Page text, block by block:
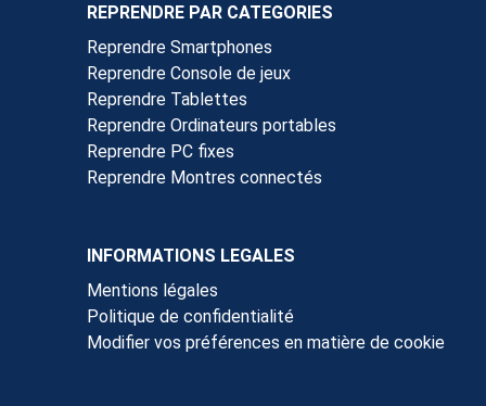
REPRENDRE PAR CATEGORIES
Reprendre Smartphones
Reprendre Console de jeux
Reprendre Tablettes
Reprendre Ordinateurs portables
Reprendre PC fixes
Reprendre Montres connectés
INFORMATIONS LEGALES
Mentions légales
Politique de confidentialité
Modifier vos préférences en matière de cookie